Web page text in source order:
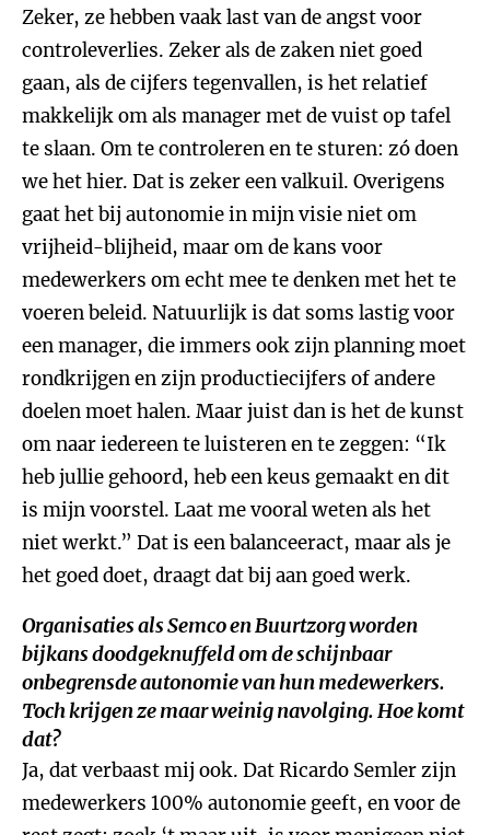
Zeker, ze hebben vaak last van de angst voor
controleverlies. Zeker als de zaken niet goed
gaan, als de cijfers tegenvallen, is het relatief
makkelijk om als manager met de vuist op tafel
te slaan. Om te controleren en te sturen: zó doen
we het hier. Dat is zeker een valkuil. Overigens
gaat het bij autonomie in mijn visie niet om
vrijheid-blijheid, maar om de kans voor
medewerkers om echt mee te denken met het te
voeren beleid. Natuurlijk is dat soms lastig voor
een manager, die immers ook zijn planning moet
rondkrijgen en zijn productiecijfers of andere
doelen moet halen. Maar juist dan is het de kunst
om naar iedereen te luisteren en te zeggen: “Ik
heb jullie gehoord, heb een keus gemaakt en dit
is mijn voorstel. Laat me vooral weten als het
niet werkt.” Dat is een balanceeract, maar als je
het goed doet, draagt dat bij aan goed werk.
Organisaties als Semco en Buurtzorg worden
bijkans doodgeknuffeld om de schijnbaar
onbegrensde autonomie van hun medewerkers.
Toch krijgen ze maar weinig navolging. Hoe komt
dat?
Ja, dat verbaast mij ook. Dat Ricardo Semler zijn
medewerkers 100% autonomie geeft, en voor de